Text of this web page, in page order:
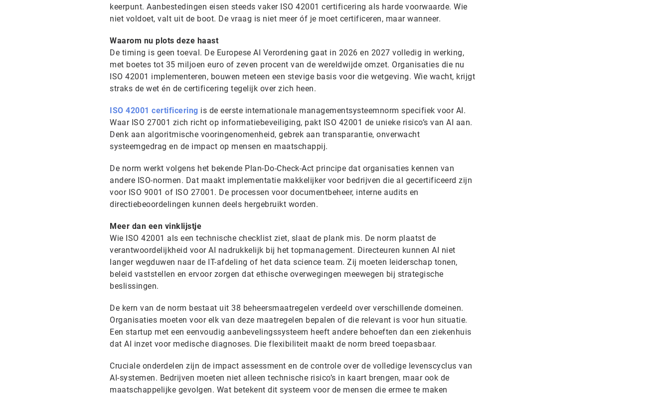
keerpunt. Aanbestedingen eisen steeds vaker ISO 42001 certificering als harde voorwaarde. Wie
niet voldoet, valt uit de boot. De vraag is niet meer óf je moet certificeren, maar wanneer.
Waarom nu plots deze haast
De timing is geen toeval. De Europese AI Verordening gaat in 2026 en 2027 volledig in werking,
met boetes tot 35 miljoen euro of zeven procent van de wereldwijde omzet. Organisaties die nu
ISO 42001 implementeren, bouwen meteen een stevige basis voor die wetgeving. Wie wacht, krijgt
straks de wet én de certificering tegelijk over zich heen.
ISO 42001 certificering is de eerste internationale managementsysteemnorm specifiek voor AI.
Waar ISO 27001 zich richt op informatiebeveiliging, pakt ISO 42001 de unieke risico’s van AI aan.
Denk aan algoritmische vooringenomenheid, gebrek aan transparantie, onverwacht
systeemgedrag en de impact op mensen en maatschappij.
De norm werkt volgens het bekende Plan-Do-Check-Act principe dat organisaties kennen van
andere ISO-normen. Dat maakt implementatie makkelijker voor bedrijven die al gecertificeerd zijn
voor ISO 9001 of ISO 27001. De processen voor documentbeheer, interne audits en
directiebeoordelingen kunnen deels hergebruikt worden.
Meer dan een vinklijstje
Wie ISO 42001 als een technische checklist ziet, slaat de plank mis. De norm plaatst de
verantwoordelijkheid voor AI nadrukkelijk bij het topmanagement. Directeuren kunnen AI niet
langer wegduwen naar de IT-afdeling of het data science team. Zij moeten leiderschap tonen,
beleid vaststellen en ervoor zorgen dat ethische overwegingen meewegen bij strategische
beslissingen.
De kern van de norm bestaat uit 38 beheersmaatregelen verdeeld over verschillende domeinen.
Organisaties moeten voor elk van deze maatregelen bepalen of die relevant is voor hun situatie.
Een startup met een eenvoudig aanbevelingssysteem heeft andere behoeften dan een ziekenhuis
dat AI inzet voor medische diagnoses. Die flexibiliteit maakt de norm breed toepasbaar.
Cruciale onderdelen zijn de impact assessment en de controle over de volledige levenscyclus van
AI-systemen. Bedrijven moeten niet alleen technische risico’s in kaart brengen, maar ook de
maatschappelijke gevolgen. Wat betekent dit systeem voor de mensen die ermee te maken